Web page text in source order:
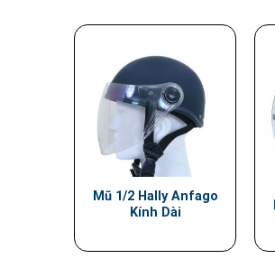
Mũ 1/2 Hally Anfago
Kính Dài